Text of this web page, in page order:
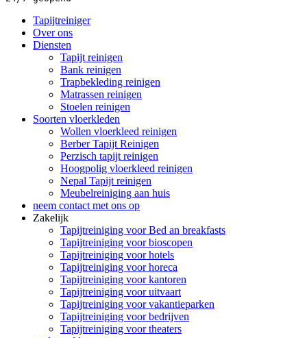
Tapijtreiniger
Over ons
Diensten
Tapijt reinigen
Bank reinigen
Trapbekleding reinigen
Matrassen reinigen
Stoelen reinigen
Soorten vloerkleden
Wollen vloerkleed reinigen
Berber Tapijt Reinigen
Perzisch tapijt reinigen
Hoogpolig vloerkleed reinigen
Nepal Tapijt reinigen
Meubelreiniging aan huis
neem contact met ons op
Zakelijk
Tapijtreiniging voor Bed an breakfasts
Tapijtreiniging voor bioscopen
Tapijtreiniging voor hotels
Tapijtreiniging voor horeca
Tapijtreiniging voor kantoren
Tapijtreiniging voor uitvaart
Tapijtreiniging voor vakantieparken
Tapijtreiniging voor bedrijven
Tapijtreiniging voor theaters